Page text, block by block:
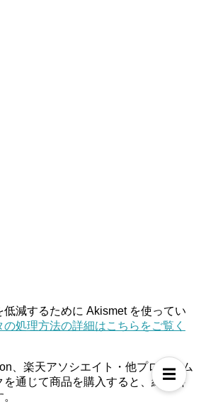
低減するために Akismet を使ってい
の処理方法の詳細はこちらをご覧く
、楽天アソシエイト・他プログラム
通じて商品を購入すると、紹介料
☰